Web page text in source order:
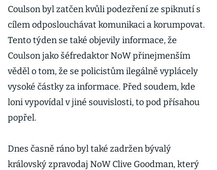
Coulson byl zatčen kvůli podezření ze spiknutí s
cílem odposlouchávat komunikaci a korumpovat.
Tento týden se také objevily informace, že
Coulson jako šéfredaktor NoW přinejmenším
věděl o tom, že se policistům ilegálně vyplácely
vysoké částky za informace. Před soudem, kde
loni vypovídal v jiné souvislosti, to pod přísahou
popřel.
Dnes časně ráno byl také zadržen bývalý
královský zpravodaj NoW Clive Goodman, který